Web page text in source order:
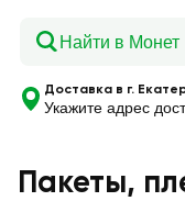
Доставка в г.
Укажите адрес
Пакеты,